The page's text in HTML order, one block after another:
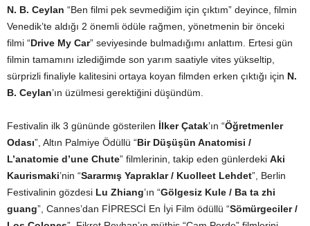
N. B. Ceylan “Ben filmi pek sevmediğim için çıktım” deyince, filmin
Venedik’te aldığı 2 önemli ödüle rağmen, yönetmenin bir önceki
filmi “Drive My Car” seviyesinde bulmadığımı anlattım. Ertesi gün
filmin tamamını izlediğimde son yarım saatiyle vites yükseltip,
sürprizli finaliyle kalitesini ortaya koyan filmden erken çıktığı için N.
B. Ceylan’ın üzülmesi gerektiğini düşündüm.
Festivalin ilk 3 gününde gösterilen İlker Çatak’ın “Öğretmenler
Odası”, Altın Palmiye Ödüllü “Bir Düşüşün Anatomisi /
L’anatomie d’une Chute” filmlerinin, takip eden günlerdeki Aki
Kaurismaki’nin “Sararmış Yapraklar / Kuolleet Lehdet”, Berlin
Festivalinin gözdesi Lu Zhiang’ın “Gölgesiz Kule / Ba ta zhi
guang”, Cannes’dan FİPRESCİ En İyi Film ödüllü “Sömürgeciler /